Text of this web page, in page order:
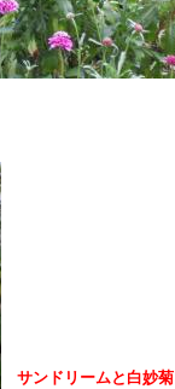
サンドリームと白妙菊